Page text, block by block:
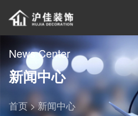
News Center
新闻中心
首页 >新闻中心